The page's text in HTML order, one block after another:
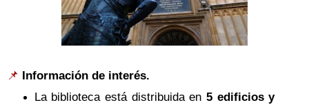
📌 Información de interés.
La biblioteca está distribuida en5 edificios y